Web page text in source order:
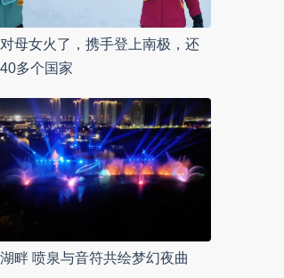
母女火了，携手登上南极，还
多个国家
畔 喷泉与音符共绘梦幻夜曲